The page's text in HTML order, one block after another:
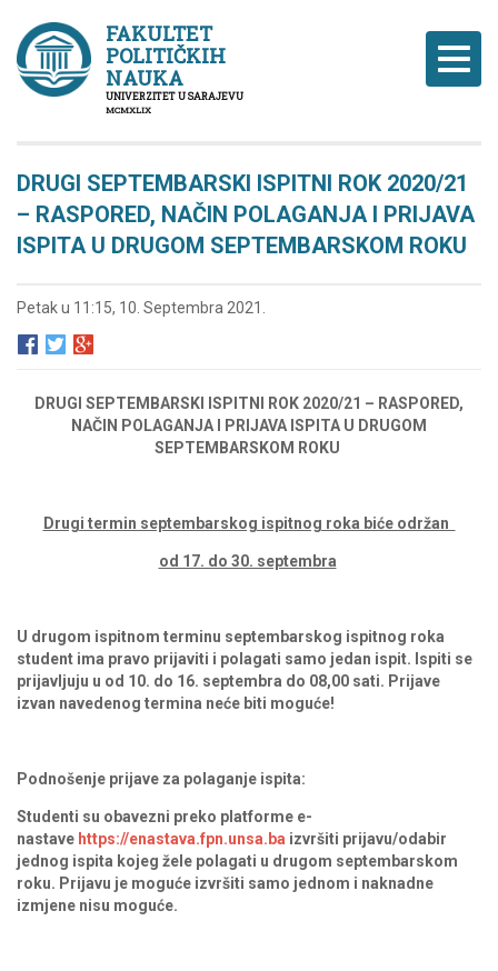
FAKULTET
POLITIČKIH
NAUKA
UNIVERZITET U SARAJEVU
MCMXLIX
DRUGI SEPTEMBARSKI ISPITNI ROK 2020/21
– RASPORED, NAČIN POLAGANJA I PRIJAVA
ISPITA U DRUGOM SEPTEMBARSKOM ROKU
Petak u 11:15, 10. Septembra 2021.
DRUGI SEPTEMBARSKI ISPITNI ROK 2020/21 – RASPORED,
NAČIN POLAGANJA I PRIJAVA ISPITA U DRUGOM
SEPTEMBARSKOM ROKU
Drugi termin septembarskog ispitnog roka biće održan
od 17. do 30. septembra
U drugom ispitnom terminu septembarskog ispitnog roka
student ima pravo prijaviti i polagati samo jedan ispit. Ispiti se
prijavljuju u od 10. do 16. septembra do 08,00 sati. Prijave
izvan navedenog termina neće biti moguće!
Podnošenje prijave za polaganje ispita:
Studenti su obavezni preko platforme e-
nastave https://enastava.fpn.unsa.ba izvršiti prijavu/odabir
jednog ispita kojeg žele polagati u drugom septembarskom
roku. Prijavu je moguće izvršiti samo jednom i naknadne
izmjene nisu moguće.